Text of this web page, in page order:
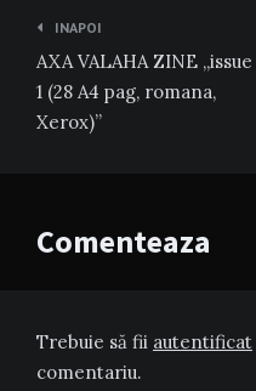
Navigare
în
articole
INAPOI
AXA VALAHA ZINE „issue
1 (28 A4 pag, romana,
Xerox)”
Comenteaza
Trebuie să fii autentificat
comentariu.